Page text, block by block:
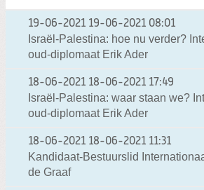
19-06-2021 19-06-2021 08:01
Israël-Palestina: hoe nu verder?
oud-diplomaat Erik Ader
18-06-2021 18-06-2021 17:49
Israël-Palestina: waar staan we?
oud-diplomaat Erik Ader
18-06-2021 18-06-2021 11:31
Kandidaat-Bestuurslid
de Graaf